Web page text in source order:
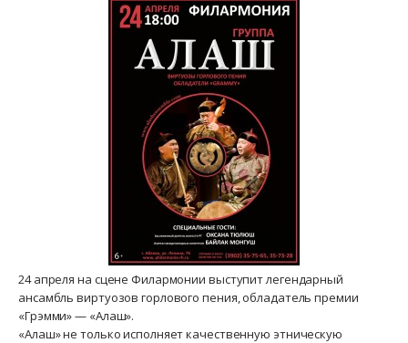
24 апреля на сцене Филармонии выступит легендарный
ансамбль виртуозов горлового пения, обладатель премии
«Грэмми» — «Алаш».
«Алаш» не только исполняет качественную этническую